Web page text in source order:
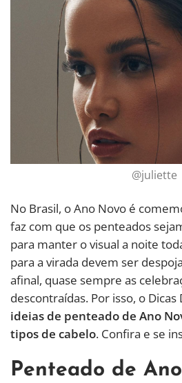
@juliette
No Brasil, o Ano Novo é
faz com que os penteados
para manter o visual a noite
para a virada devem ser
afinal, quase sempre as
descontraídas. Por isso, o Dicas
ideias de penteado de Ano
tipos de cabelo. Confira e se
Penteado de